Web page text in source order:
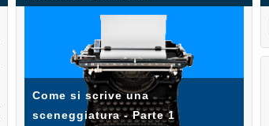
Come si scrive una
sceneggiatura - Parte 1